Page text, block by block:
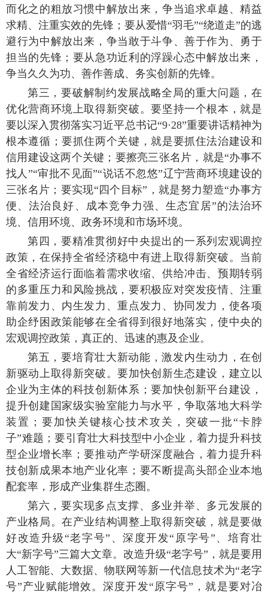
而化之的粗放习惯中解放出来，争当追求卓越、精益
求精、注重实效的先锋；要从爱惜“羽毛”“绕道走”的逃
避行为中解放出来，争当敢于斗争、善于作为、勇于
担当的先锋；要从急功近利的浮躁心态中解放出来，
争当久久为功、善作善成、务实创新的先锋。
第三，要破解制约发展战略全局的重大问题，在
优化营商环境上取得新突破。要坚持一个根本，就是
要以深入贯彻落实习近平总书记“9·28”重要讲话精神为
根本遵循；要抓住两个关键，就是要抓住法治建设和
信用建设这两个关键；要擦亮三张名片，就是“办事不
找人”“审批不见面”“说话不忽悠”辽宁营商环境建设的
三张名片；要实现“四个目标”，就是努力塑造“办事方
便、法治良好、成本竞争力强、生态宜居”的法治环
境、信用环境、政务环境和市场环境。
第四，要精准贯彻好中央提出的一系列宏观调控
政策，在保持全省经济稳中有进上取得新突破。当前
全省经济运行面临着需求收缩、供给冲击、预期转弱
的多重压力和风险挑战，要积极应对突发疫情、注重
靠前发力、内生发力、重点发力、协同发力，使各项
助企纾困政策能够在全省得到很好地落实，使中央的
宏观调控政策，真正的、迅速的惠及企业。
第五，要培育壮大新动能，激发内生动力，在创
新驱动上取得新突破。要加快创新生态建设，建立以
企业为主体的科技创新体系；要加快创新平台建设，
提升创建国家级实验室能力与水平，争取落地大科学
装置；要加快关键核心技术攻关，突破一批“卡脖
子”难题；要引育壮大科技型中小企业，着力提升科技
型企业增长率；要推动产学研深度融合，着力提升科
技创新成果本地产业化率；要不断提高头部企业本地
配套率，形成产业集群生态圈。
第六，要实现多点支撑、多业并举、多元发展的
产业格局。在产业结构调整上取得新突破，就是要做
好改造升级“老字号”、深度开发“原字号”、培育壮
大“新字号”三篇大文章。改造升级“老字号”，就是要用
人工智能、大数据、物联网等新一代信息技术为“老字
号”产业赋能增效。深度开发“原字号”，就是要对冶